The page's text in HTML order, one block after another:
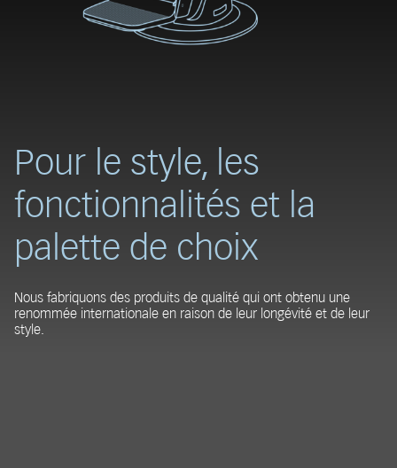
Pour le style, les
fonctionnalités et la
palette de choix
Nous fabriquons des produits de qualité qui ont obtenu une
renommée internationale en raison de leur longévité et de leur
style.